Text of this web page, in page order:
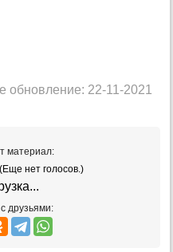
обновление: 22-11-2021
материал:
(Еще нет голосов.)
друзьями: